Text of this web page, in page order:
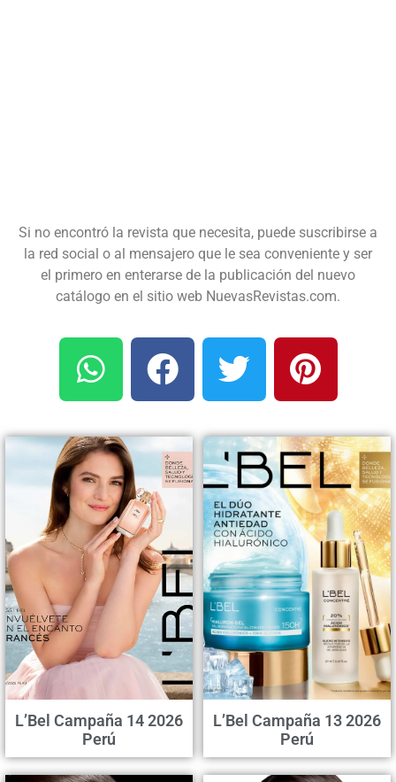
Si no encontró la revista que necesita, puede suscribirse a
la red social o al mensajero que le sea conveniente y ser
el primero en enterarse de la publicación del nuevo
catálogo en el sitio web NuevasRevistas.com.
L’Bel Campaña 14 2026
Perú
L’Bel Campaña 13 2026
Perú